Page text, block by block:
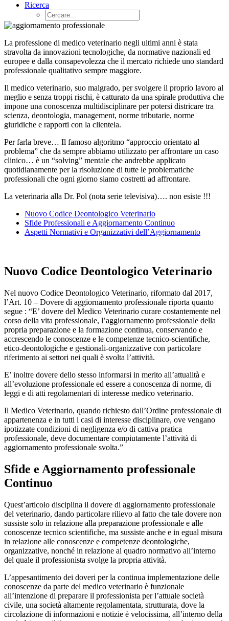
Ricerca
La professione di medico veterinario negli ultimi anni è stata
stravolta da innovazioni tecnologiche, da normative nazionali ed
europee e dalla consapevolezza che il mercato richiede uno standard
professionale qualitativo sempre maggiore.
Il medico veterinario, suo malgrado, per svolgere il proprio lavoro al
meglio e senza troppi rischi, è catturato da una spirale produttiva che
impone una conoscenza multidisciplinare per potersi districare tra
scienza, deontologia, management, norme tributarie, norme
giuridiche e rapporti con la clientela.
Per farla breve… Il famoso algoritmo “approccio orientato al
problema” che da sempre abbiamo utilizzato per affrontare un caso
clinico… è un “solving” mentale che andrebbe applicato
quotidianamente per la risoluzione di tutte le problematiche
professionali che ogni giorno siamo costretti ad affrontare.
La veterinaria alla Dr. Pol (nota serie televisiva)…. non esiste !!!
Nuovo Codice Deontologico Veterinario
Sfide Professionali e Aggiornamento Continuo
Aspetti Normativi e Organizzativi dell’Aggiornamento
Nuovo Codice Deontologico Veterinario
Nel nuovo Codice Deontologico Veterinario, riformato dal 2017,
l’Art. 10 – Dovere di aggiornamento professionale riporta quanto
segue : “E’ dovere del Medico Veterinario curare costantemente nel
corso della vita professionale, l’aggiornamento professionale della
propria preparazione e la formazione continua, conservando e
accrescendo le conoscenze e le competenze tecnico-scientifiche,
etico-deontologiche e gestionali-organizzative con particolare
riferimento ai settori nei quali è svolta l’attività.
E’ inoltre dovere dello stesso informarsi in merito all’attualità e
all’evoluzione professionale ed essere a conoscenza di norme, di
leggi e di atti regolamentari di interesse medico veterinario.
Il Medico Veterinario, quando richiesto dall’Ordine professionale di
appartenenza e in tutti i casi di interesse disciplinare, ove vengano
ipotizzate condizioni di negligenza e/o di cattiva pratica
professionale, deve documentare compiutamente l’attività di
aggiornamento professionale svolta.”
Sfide e Aggiornamento professionale
Continuo
Quest’articolo disciplina il dovere di aggiornamento professionale
del veterinario, dando particolare rilievo al fatto che tale dovere non
sussiste solo in relazione alla preparazione professionale e alle
conoscenze tecnico scientifiche, ma sussiste anche e in egual misura
in relazione alle conoscenze e competenze deontologiche,
organizzative, nonché in relazione al quadro normativo all’interno
del quale il professionista svolge la propria attività.
L’appesantimento dei doveri per la continua implementazione delle
conoscenze da parte del medico veterinario è funzionale
all’intenzione di preparare il professionista per l’attuale società
civile, una società altamente regolamentata, strutturata, dove la
circolazione di informazioni e notizie è velocissima, all’interno della